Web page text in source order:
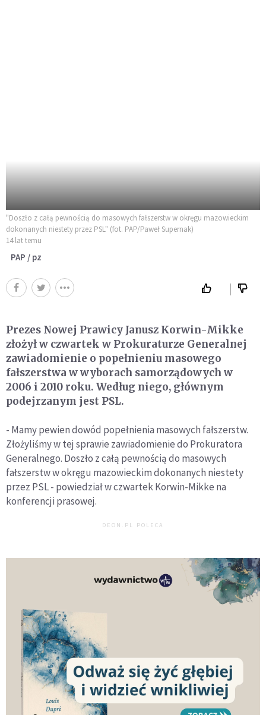
"Doszło z całą pewnością do masowych fałszerstw w okręgu mazowieckim
dokonanych niestety przez PSL" (fot. PAP/Paweł Supernak)
14 lat temu
PAP / pz
Prezes Nowej Prawicy Janusz Korwin-Mikke
złożył w czwartek w Prokuraturze Generalnej
zawiadomienie o popełnieniu masowego
fałszerstwa w wyborach samorządowych w
2006 i 2010 roku. Według niego, głównym
podejrzanym jest PSL.
- Mamy pewien dowód popełnienia masowych fałszerstw.
Złożyliśmy w tej sprawie zawiadomienie do Prokuratora
Generalnego. Doszło z całą pewnością do masowych
fałszerstw w okręgu mazowieckim dokonanych niestety
przez PSL - powiedział w czwartek Korwin-Mikke na
konferencji prasowej.
DEON.PL POLECA